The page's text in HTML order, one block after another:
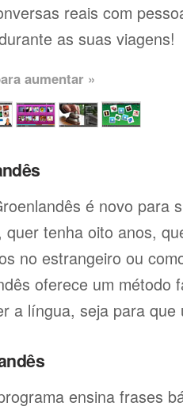
reais com
as suas viagens!
aumentar »
é novo para
quer tenha oito anos,
no estrangeiro ou
oferece um método
a língua, seja para que
ensina frases